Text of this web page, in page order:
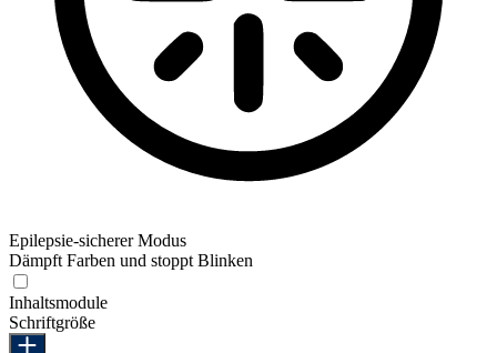
Epilepsie-sicherer Modus
Dämpft Farben und stoppt Blinken
Inhaltsmodule
Schriftgröße